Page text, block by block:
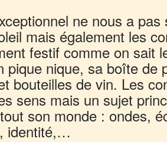
ne nous a
mais également les
festif comme on sait
pique nique, sa boîte de
bouteilles de vin. Les
sens mais un sujet
son monde : ondes,
identité,…